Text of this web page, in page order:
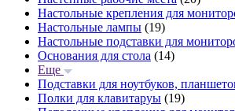
Настольные крепления для
Настольные лампы (19)
Настольные подставки для
Основания для стола (14)
Еще
Подставки для ноутбуков,
Полки для клавитаруы (19)